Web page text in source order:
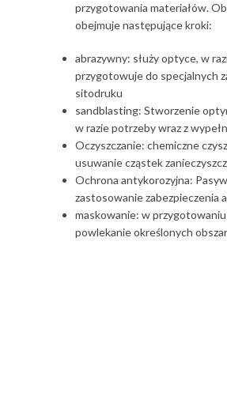
przygotowania materiałów.
obejmuje następujące kroki:
abrazywny: służy optyce, w
przygotowuje do specjalnych
sitodruku
sandblasting: Stworzenie
w razie potrzeby wraz z
Oczyszczanie: chemiczne
usuwanie cząstek
Ochrona antykorozyjna:
zastosowanie zabezpieczenia
maskowanie: w przygotowaniu
powlekanie określonych